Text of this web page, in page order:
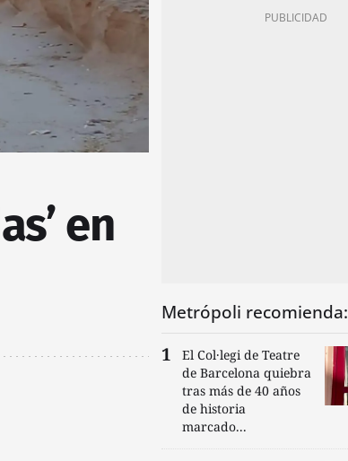
en
Metrópoli recomienda:
El Col·legi de Teatre
de Barcelona quiebra
tras más de 40 años
de historia
marcado...